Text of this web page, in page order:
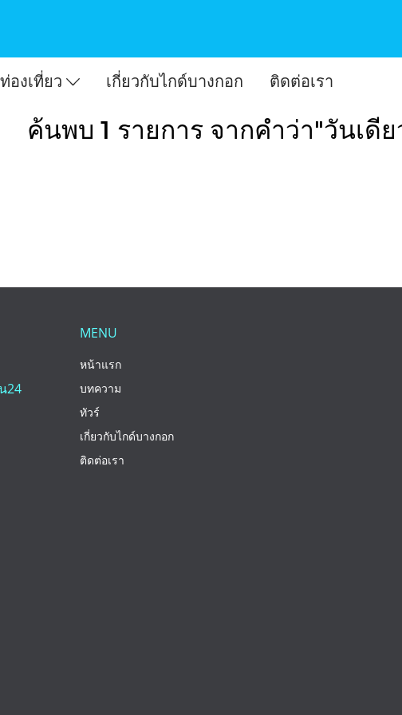
องเที่ยว เกี่ยวกับไกด์บางกอก ติดต่อเรา
ค้นพบ 1 รายการ จากคำว่า"วันเดีย
24
MENU
หน้าแรก
บทความ
ทัวร์
เกี่ยวกับไกด์บางกอก
ติดต่อเรา